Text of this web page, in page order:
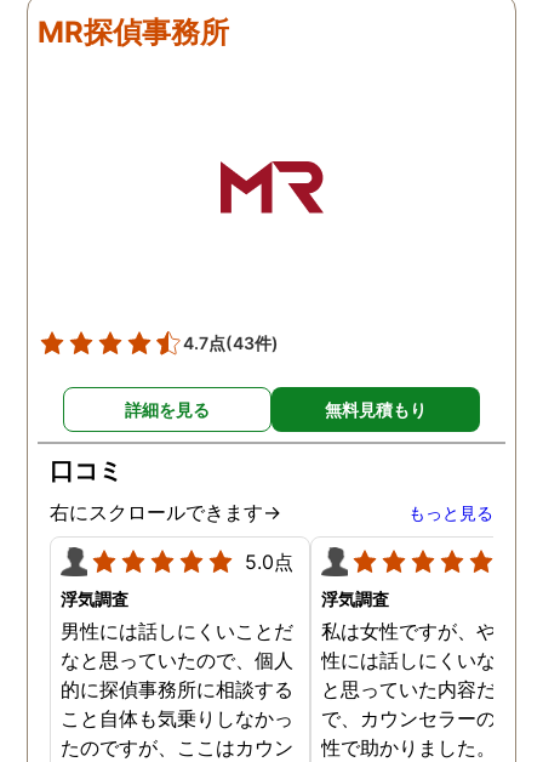
拠で旦那と今後の話しが早
く進みそうです。また結果
かり注意してくださる方で
した。本当に感謝してま
す。また分からない事があ
がとうございました！！
MR探偵事務所
4.7点(43件)
詳細を見る 無料見積もり
口コミ
右にスクロールできます→ もっと見る
5.0点
浮気調査
男性には話しにくいことだ
なと思っていたので、個人
的に探偵事務所に相談する
こと自体も気乗りしなかっ
たのですが、ここはカウン
浮気調査
私は女性ですが、やはり
性には話しにくいな。。
と思っていた内容だった
で、カウンセラーの方が
性で助かりました。MR